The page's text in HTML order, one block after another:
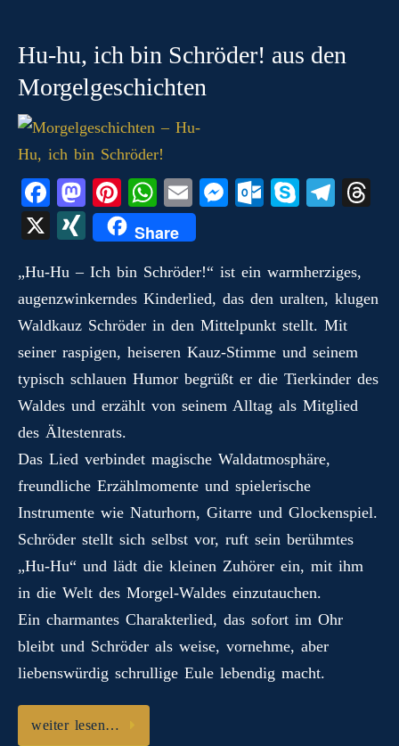
Hu-hu, ich bin Schröder! aus den
Morgelgeschichten
Fa
ce
bo
ok
M
as
to
do
n
Pi
nt
er
es
t
W
ha
ts
A
pp
E
m
ail
M
ng
er
O
ok
.c
o
m
S
Te
a
m
X
X
N
G
Share
„Hu‑Hu – Ich bin Schröder!“ ist ein warmherziges,
augenzwinkerndes Kinderlied, das den uralten, klugen
Waldkauz Schröder in den Mittelpunkt stellt. Mit
seiner raspigen, heiseren Kauz‑Stimme und seinem
typisch schlauen Humor begrüßt er die Tierkinder des
Waldes und erzählt von seinem Alltag als Mitglied
des Ältestenrats.
Das Lied verbindet magische Waldatmosphäre,
freundliche Erzählmomente und spielerische
Instrumente wie Naturhorn, Gitarre und Glockenspiel.
Schröder stellt sich selbst vor, ruft sein berühmtes
„Hu‑Hu“ und lädt die kleinen Zuhörer ein, mit ihm
in die Welt des Morgel‑Waldes einzutauchen.
Ein charmantes Charakterlied, das sofort im Ohr
bleibt und Schröder als weise, vornehme, aber
liebenswürdig schrullige Eule lebendig macht.
weiter lesen…